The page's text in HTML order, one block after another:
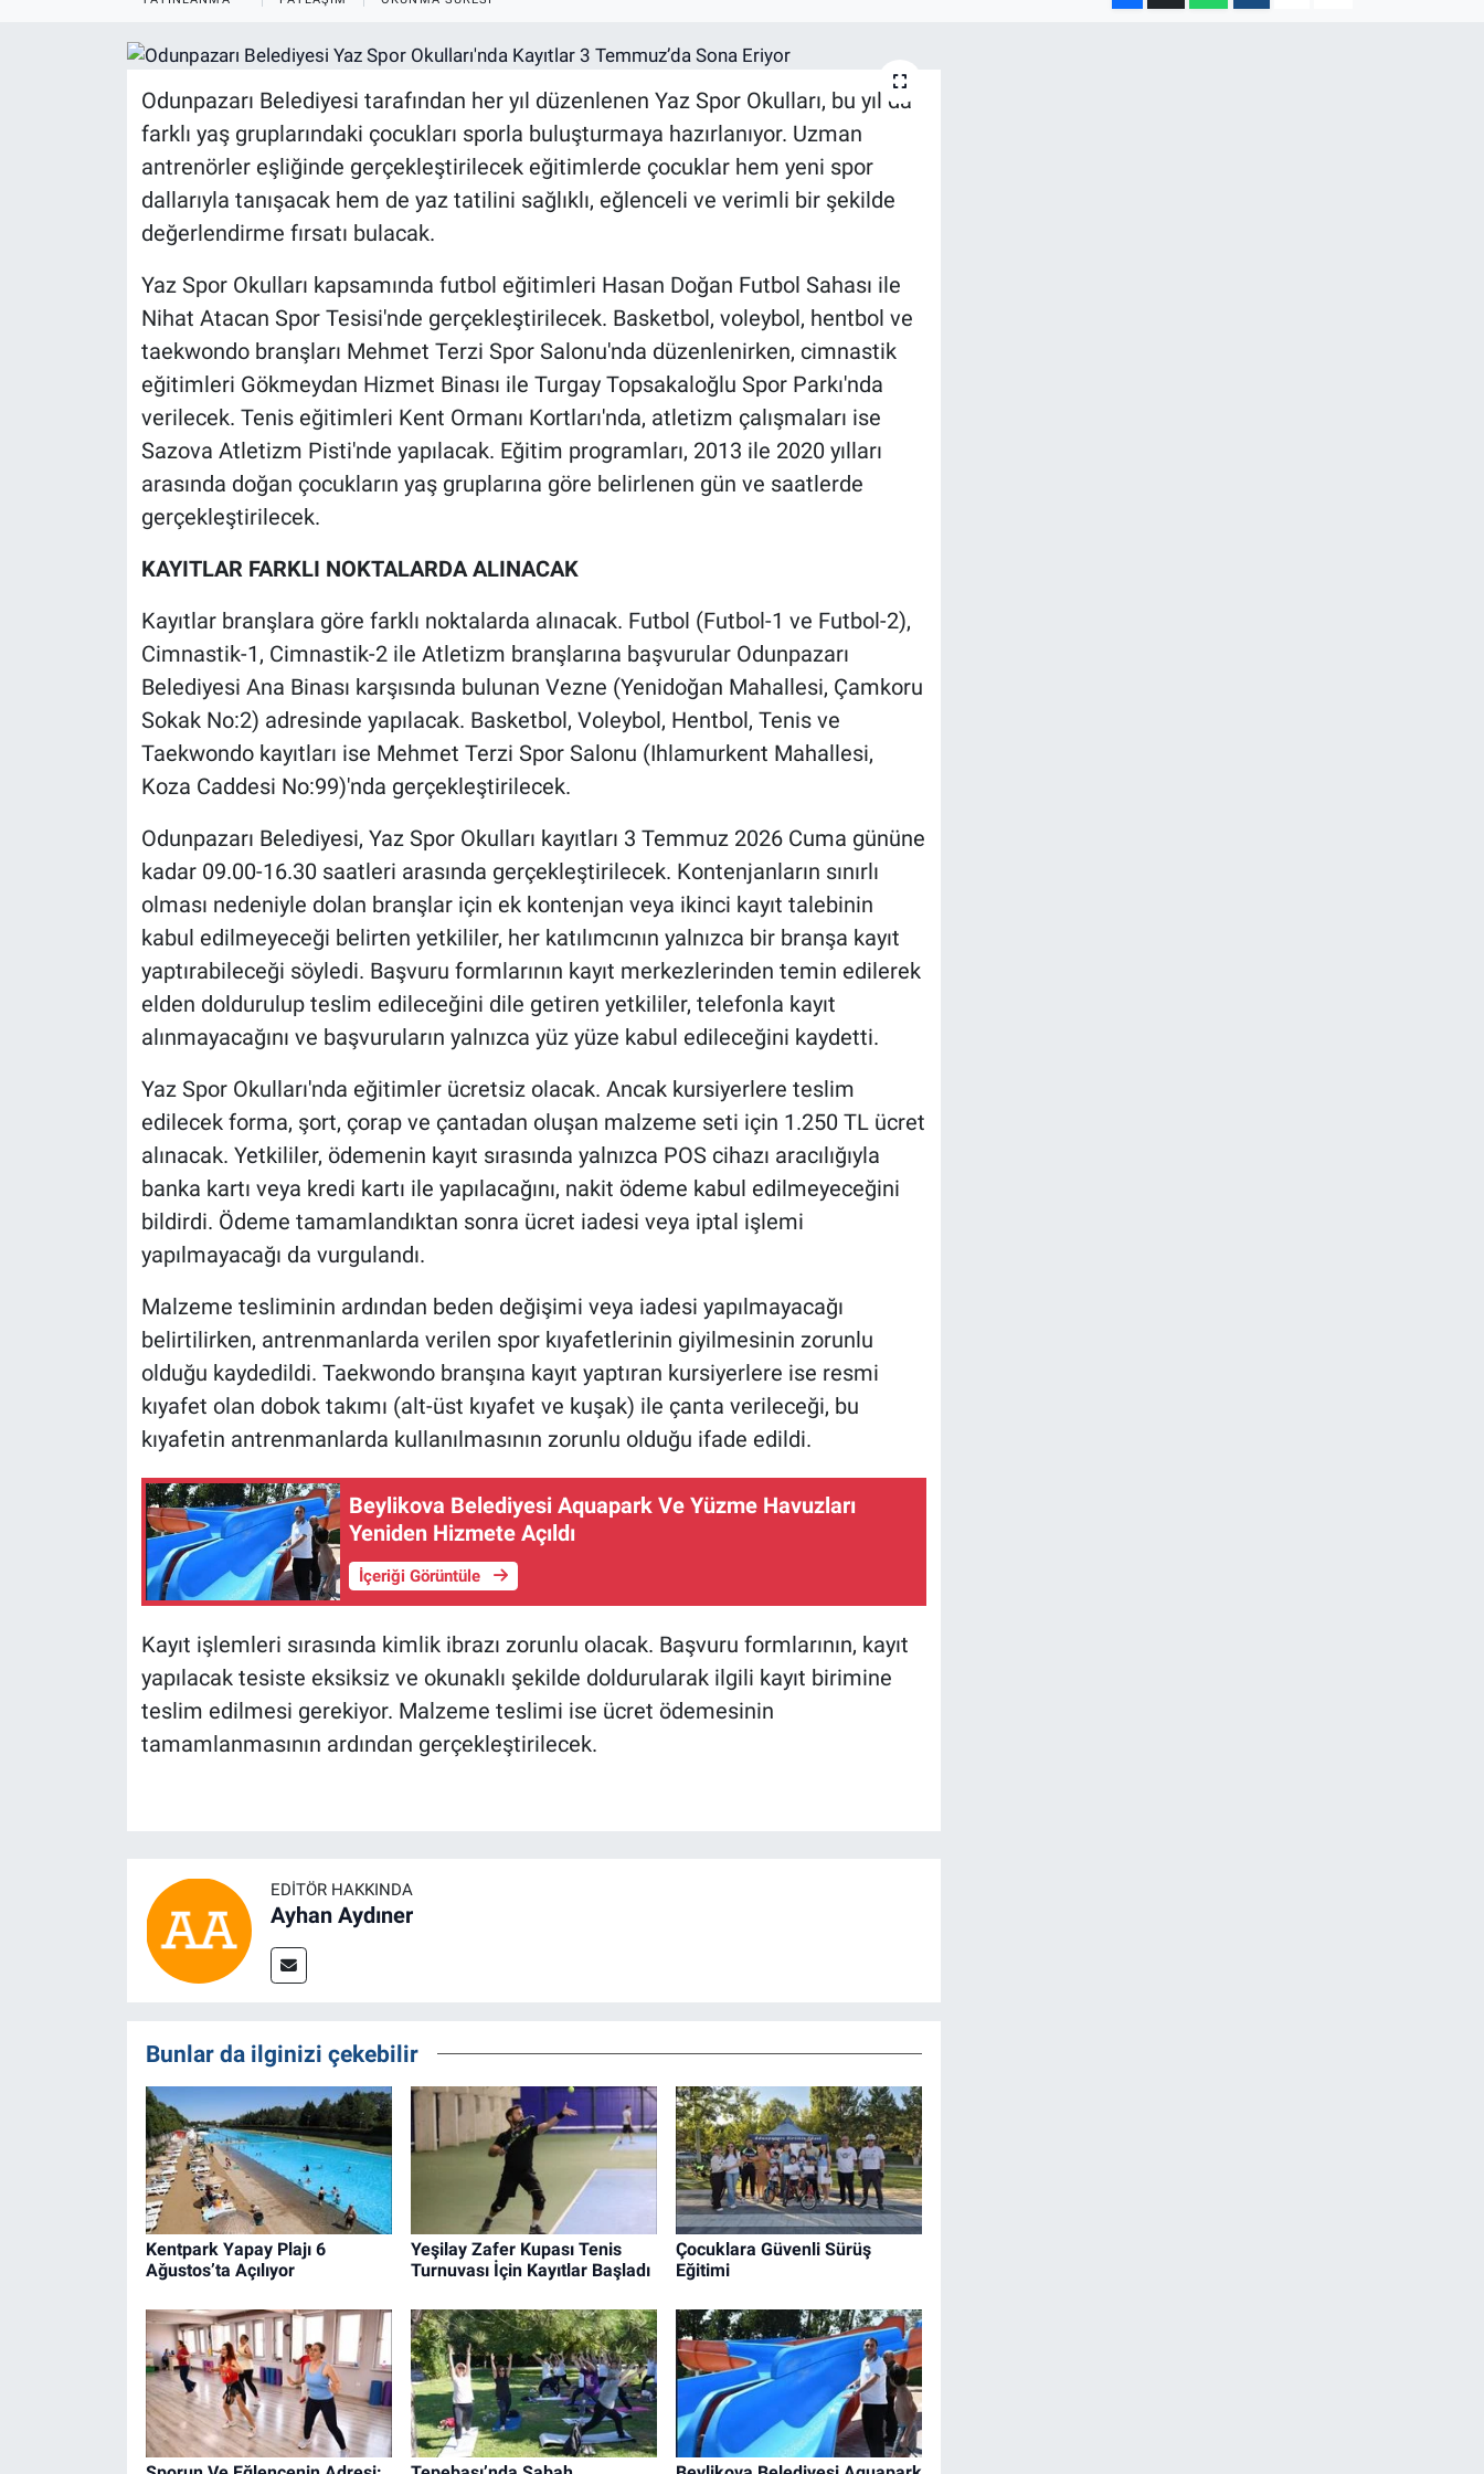
Odunpazarı Belediyesi tarafından her yıl düzenlenen Yaz Spor Okulları, bu yıl da
farklı yaş gruplarındaki çocukları sporla buluşturmaya hazırlanıyor. Uzman
antrenörler eşliğinde gerçekleştirilecek eğitimlerde çocuklar hem yeni spor
dallarıyla tanışacak hem de yaz tatilini sağlıklı, eğlenceli ve verimli bir şekilde
değerlendirme fırsatı bulacak.
Yaz Spor Okulları kapsamında futbol eğitimleri Hasan Doğan Futbol Sahası ile
Nihat Atacan Spor Tesisi'nde gerçekleştirilecek. Basketbol, voleybol, hentbol ve
taekwondo branşları Mehmet Terzi Spor Salonu'nda düzenlenirken, cimnastik
eğitimleri Gökmeydan Hizmet Binası ile Turgay Topsakaloğlu Spor Parkı'nda
verilecek. Tenis eğitimleri Kent Ormanı Kortları'nda, atletizm çalışmaları ise
Sazova Atletizm Pisti'nde yapılacak. Eğitim programları, 2013 ile 2020 yılları
arasında doğan çocukların yaş gruplarına göre belirlenen gün ve saatlerde
gerçekleştirilecek.
KAYITLAR FARKLI NOKTALARDA ALINACAK
Kayıtlar branşlara göre farklı noktalarda alınacak. Futbol (Futbol-1 ve Futbol-2),
Cimnastik-1, Cimnastik-2 ile Atletizm branşlarına başvurular Odunpazarı
Belediyesi Ana Binası karşısında bulunan Vezne (Yenidoğan Mahallesi, Çamkoru
Sokak No:2) adresinde yapılacak. Basketbol, Voleybol, Hentbol, Tenis ve
Taekwondo kayıtları ise Mehmet Terzi Spor Salonu (Ihlamurkent Mahallesi,
Koza Caddesi No:99)'nda gerçekleştirilecek.
Odunpazarı Belediyesi, Yaz Spor Okulları kayıtları 3 Temmuz 2026 Cuma gününe
kadar 09.00-16.30 saatleri arasında gerçekleştirilecek. Kontenjanların sınırlı
olması nedeniyle dolan branşlar için ek kontenjan veya ikinci kayıt talebinin
kabul edilmeyeceği belirten yetkililer, her katılımcının yalnızca bir branşa kayıt
yaptırabileceği söyledi. Başvuru formlarının kayıt merkezlerinden temin edilerek
elden doldurulup teslim edileceğini dile getiren yetkililer, telefonla kayıt
alınmayacağını ve başvuruların yalnızca yüz yüze kabul edileceğini kaydetti.
Yaz Spor Okulları'nda eğitimler ücretsiz olacak. Ancak kursiyerlere teslim
edilecek forma, şort, çorap ve çantadan oluşan malzeme seti için 1.250 TL ücret
alınacak. Yetkililer, ödemenin kayıt sırasında yalnızca POS cihazı aracılığıyla
banka kartı veya kredi kartı ile yapılacağını, nakit ödeme kabul edilmeyeceğini
bildirdi. Ödeme tamamlandıktan sonra ücret iadesi veya iptal işlemi
yapılmayacağı da vurgulandı.
Malzeme tesliminin ardından beden değişimi veya iadesi yapılmayacağı
belirtilirken, antrenmanlarda verilen spor kıyafetlerinin giyilmesinin zorunlu
olduğu kaydedildi. Taekwondo branşına kayıt yaptıran kursiyerlere ise resmi
kıyafet olan dobok takımı (alt-üst kıyafet ve kuşak) ile çanta verileceği, bu
kıyafetin antrenmanlarda kullanılmasının zorunlu olduğu ifade edildi.
Beylikova Belediyesi Aquapark Ve Yüzme Havuzları
Yeniden Hizmete Açıldı
İçeriği Görüntüle
Kayıt işlemleri sırasında kimlik ibrazı zorunlu olacak. Başvuru formlarının, kayıt
yapılacak tesiste eksiksiz ve okunaklı şekilde doldurularak ilgili kayıt birimine
teslim edilmesi gerekiyor. Malzeme teslimi ise ücret ödemesinin
tamamlanmasının ardından gerçekleştirilecek.
EDITÖR HAKKINDA
Ayhan Aydıner
Bunlar da ilginizi çekebilir
Kentpark Yapay Plajı 6
Ağustos’ta Açılıyor
Yeşilay Zafer Kupası Tenis
Turnuvası İçin Kayıtlar Başladı
Çocuklara Güvenli Sürüş
Eğitimi